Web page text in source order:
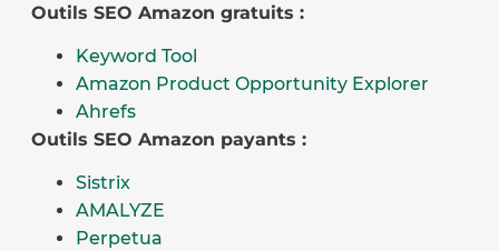
Outils SEO Amazon gratuits :
Keyword Tool
Amazon Product Opportunity Explorer
Ahrefs
Outils SEO Amazon payants :
Sistrix
AMALYZE
Perpetua